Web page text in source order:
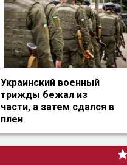
Украинский военный
трижды бежал из
части, а затем сдался в
плен